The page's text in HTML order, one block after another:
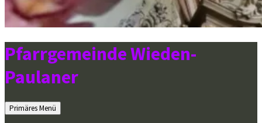
Pfarrgemeinde Wieden-
Paulaner
Suchen
Primäres Menü